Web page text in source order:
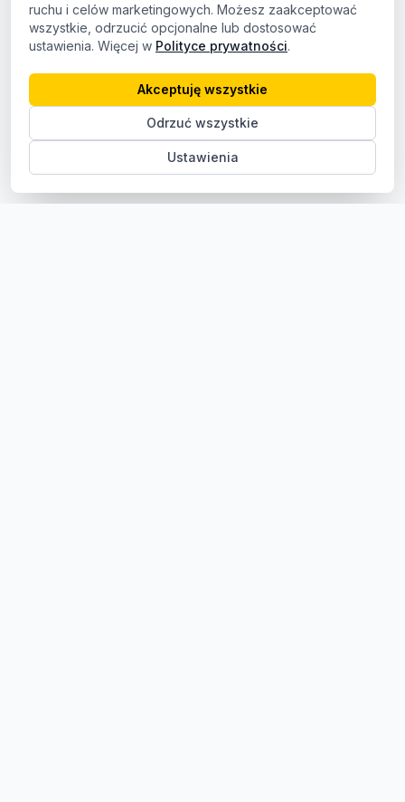
ruchu i celów marketingowych. Możesz zaakceptować
wszystkie, odrzucić opcjonalne lub dostosować
ustawienia. Więcej w Polityce prywatności.
Ustawienia
Odrzuć wszystkie
Akceptuję wszystkie